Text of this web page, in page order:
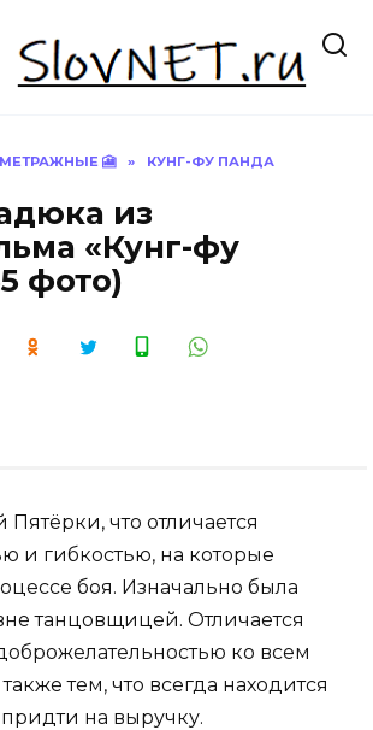
🎦 » КУНГ-ФУ ПАНДА
из
«Кунг-фу
фото)
что отличается
и гибкостью, на которые
боя. Изначально была
танцовщицей. Отличается
ко всем
тем, что всегда находится
на выручку.